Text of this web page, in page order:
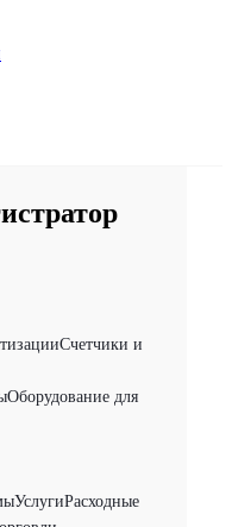
Счетчики и
Оборудование для
УслугиРасходные